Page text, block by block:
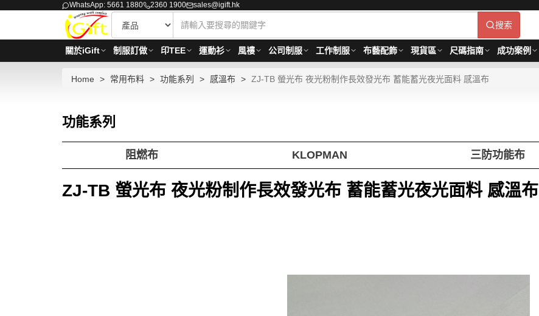
WhatsApp: 5661 1880 2360 1900 sales@igift.hk
搜索
關於iGift 制服訂做 印TEE 運動衫 風褸 公司制服 工作制服 布藝配飾 現貨區 尺碼指南 成功案例
Home 常用布料 功能系列 感溫布 ZJ-TB 螢光布 夜光粉制作長效發光布 蓄能蓄光夜光面料 感溫布
功能系列
阻燃布 KLOPMAN 三防功能布
ZJ-TB 螢光布 夜光粉制作長效發光布 蓄能蓄光夜光面料 感溫布